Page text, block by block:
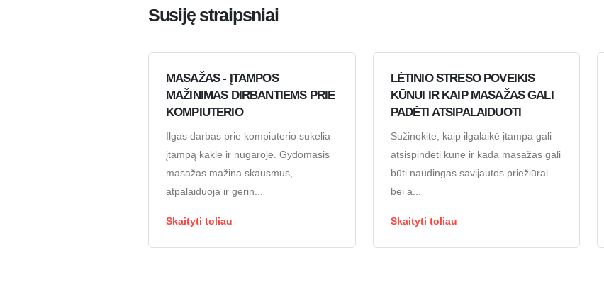
Susiję straipsniai
MASAŽAS - ĮTAMPOS
MAŽINIMAS DIRBANTIEMS PRIE
KOMPIUTERIO
Ilgas darbas prie kompiuterio sukelia
įtampą kakle ir nugaroje. Gydomasis
masažas mažina skausmus,
atpalaiduoja ir gerin...
Skaityti toliau
LĖTINIO STRESO POVEIKIS
KŪNUI IR KAIP MASAŽAS GALI
PADĖTI ATSIPALAIDUOTI
Sužinokite, kaip ilgalaikė įtampa gali
atsispindėti kūne ir kada masažas gali
būti naudingas savijautos priežiūrai
bei a...
Skaityti toliau